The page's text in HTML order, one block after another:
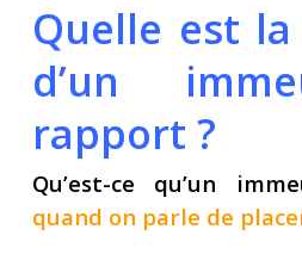
Quelle est
d’un
rapport ?
Qu’est-ce qu’un
quand on parle de